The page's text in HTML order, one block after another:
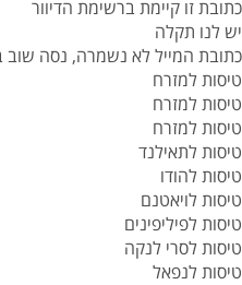
כתובת זו קיימת ברשימת הדיוור
יש לנו תקלה
כתובת המייל לא נשמרה, נסה שוב
טיסות למזרח
טיסות למזרח
טיסות למזרח
טיסות לתאילנד
טיסות להודו
טיסות לויאטנם
טיסות לפיליפינים
טיסות לסרי לנקה
טיסות לנפאל